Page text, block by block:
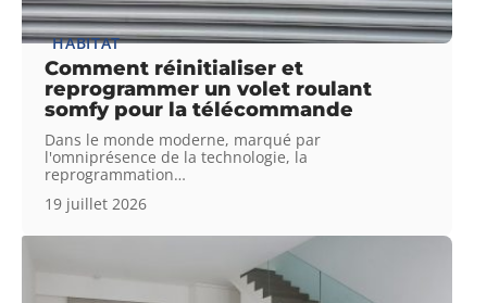
HABITAT
Comment réinitialiser et
reprogrammer un volet roulant
somfy pour la télécommande
Dans le monde moderne, marqué par
l'omniprésence de la technologie, la
reprogrammation…
19 juillet 2026